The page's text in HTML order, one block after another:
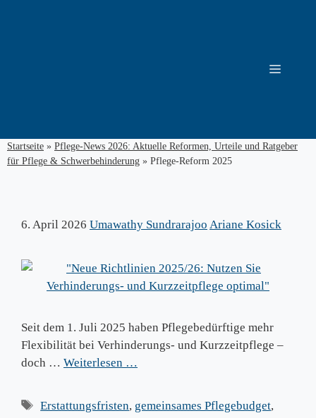
Menü
Startseite » Pflege-News 2026: Aktuelle Reformen, Urteile und Ratgeber
für Pflege & Schwerbehinderung » Pflege-Reform 2025
6. April 2026 Umawathy Sundrarajoo Ariane Kosick
Seit dem 1. Juli 2025 haben Pflegebedürftige mehr
Flexibilität bei Verhinderungs- und Kurzzeitpflege –
doch … Weiterlesen …
Schlagwörter
Erstattungsfristen, gemeinsames Pflegebudget,